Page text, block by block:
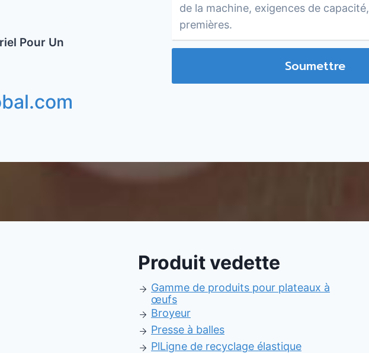
Pour Un
Soumettre
Produit vedette
Gamme de produits pour plateaux à
œufs
Broyeur
Presse à balles
PlLigne de recyclage élastique